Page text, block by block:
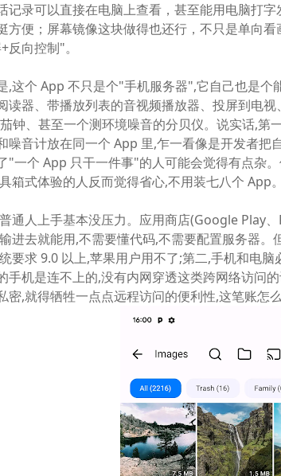
记录可以直接在电脑上查看，甚至能用电脑打
方便；屏幕镜像这块做得也还行，不只是单向
反向控制"。
,这个 App 不只是个"手机服务器",它自己也是
读器、带播放列表的音视频播放器、投屏到电
钟、甚至一个测环境噪音的分贝仪。说实话,
噪音计放在同一个 App 里,乍一看像是开发者把
"一个 App 只干一件事"的人可能会觉得有点杂
箱式体验的人反而觉得省心,不用装七八个 App。
通人上手基本没压力。应用商店(Google Play
进去就能用,不需要懂代码,不需要配置服务器
要求 9.0 以上,苹果用户用不了;第二,手机和电
手机是连不上的,没有内网穿透这类跨网络访
密,就得牺牲一点点远程访问的便利性,这笔账怎么